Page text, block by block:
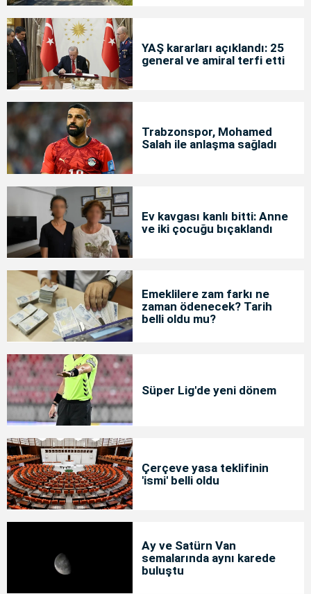
YAŞ kararları açıklandı: 25
general ve amiral terfi etti
Trabzonspor, Mohamed
Salah ile anlaşma sağladı
Ev kavgası kanlı bitti: Anne
ve iki çocuğu bıçaklandı
Emeklilere zam farkı ne
zaman ödenecek? Tarih
belli oldu mu?
Süper Lig'de yeni dönem
Çerçeve yasa teklifinin
'ismi' belli oldu
Ay ve Satürn Van
semalarında aynı karede
buluştu